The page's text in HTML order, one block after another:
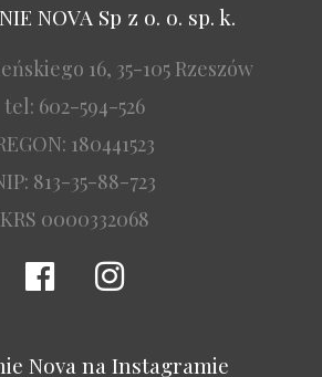
NOVA Sp z o. o. sp. k.
16, 35-105 Rzeszów
tel: 602-594-526
180441523
813-35-88-723
KRS 0000332068
Nova na Instagramie